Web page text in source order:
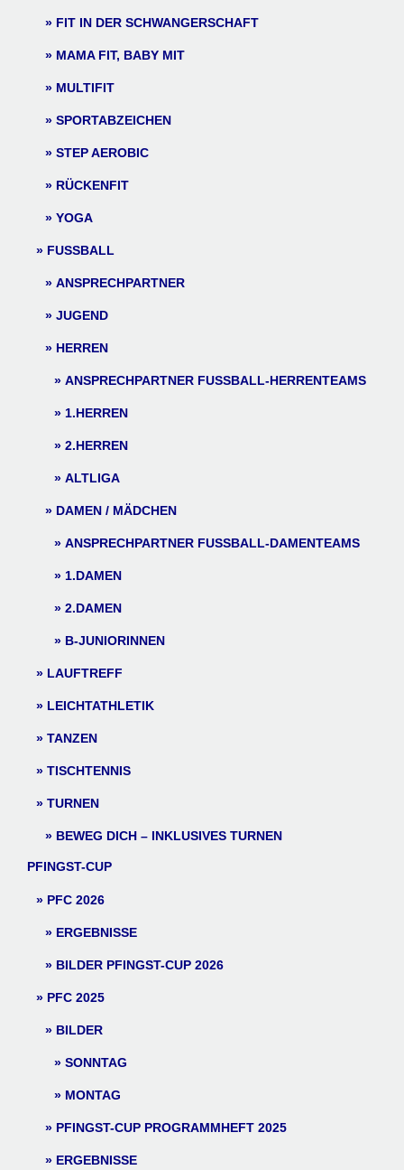
FIT IN DER SCHWANGERSCHAFT
MAMA FIT, BABY MIT
MULTIFIT
SPORTABZEICHEN
STEP AEROBIC
RÜCKENFIT
YOGA
FUSSBALL
ANSPRECHPARTNER
JUGEND
HERREN
ANSPRECHPARTNER FUSSBALL-HERRENTEAMS
1.HERREN
2.HERREN
ALTLIGA
DAMEN / MÄDCHEN
ANSPRECHPARTNER FUSSBALL-DAMENTEAMS
1.DAMEN
2.DAMEN
B-JUNIORINNEN
LAUFTREFF
LEICHTATHLETIK
TANZEN
TISCHTENNIS
TURNEN
BEWEG DICH – INKLUSIVES TURNEN
PFINGST-CUP
PFC 2026
ERGEBNISSE
BILDER PFINGST-CUP 2026
PFC 2025
BILDER
SONNTAG
MONTAG
PFINGST-CUP PROGRAMMHEFT 2025
ERGEBNISSE